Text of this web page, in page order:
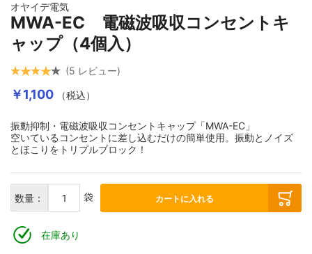
オヤイデ電気
MWA-EC 電磁波吸収コンセントキ
ャップ（4個入）
5 レビュー
￥1,100 （税込）
振動抑制・電磁波吸収コンセントキャップ「MWA-EC」
空いているコンセントに差し込むだけの簡単使用。振動とノイズ
とほこりをトリプルブロック！
数量： 袋 カートに入れる
在庫あり